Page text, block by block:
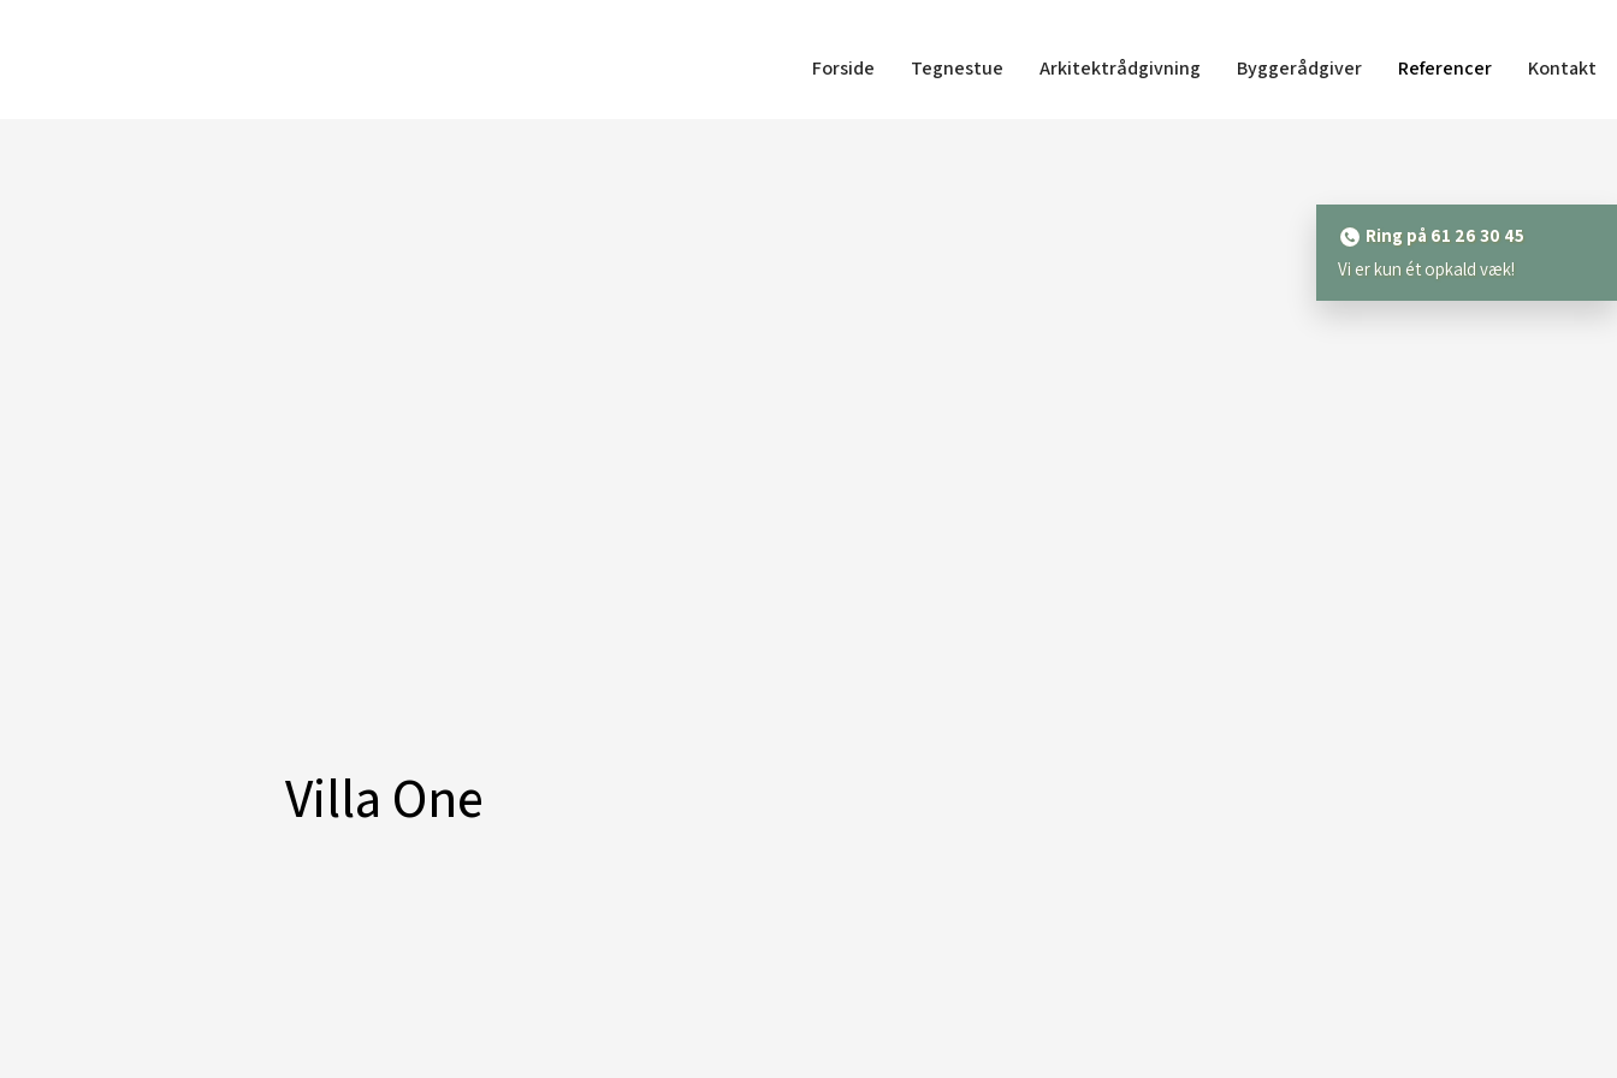
Forside Tegnestue Arkitektrådgivning Byggerådgiver Referencer Kontakt
Ring på 61 26 30 45
​Vi er kun ét opkald væk!
Villa One​